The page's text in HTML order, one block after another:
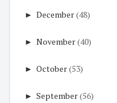
► December(48)
► November(40)
► October(53)
► September(56)